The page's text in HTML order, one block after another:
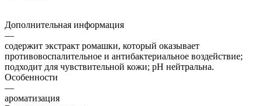
Дополнительная информация
—
содержит экстракт ромашки, который оказывает
противовоспалительное и антибактериальное воздействие;
подходит для чувствительной кожи; pH нейтральна.
Особенности
—
ароматизация